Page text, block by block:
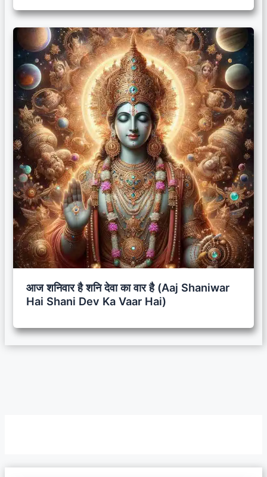
आज शनिवार है शनि देवा का वार है (Aaj Shaniwar
Hai Shani Dev Ka Vaar Hai)